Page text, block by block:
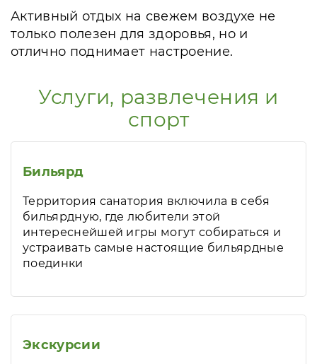
Активный отдых на свежем воздухе не
только полезен для здоровья, но и
отлично поднимает настроение.
Услуги, развлечения и
спорт
Бильярд
Территория санатория включила в себя
бильярдную, где любители этой
интереснейшей игры могут собираться и
устраивать самые настоящие бильярдные
поединки
Экскурсии